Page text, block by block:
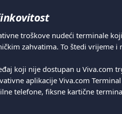
troškove nudeći terminale
zahvatima. To štedi vrijeme
koji nije dostupan u Viva.com
aplikacije Viva.com
telefone, fiksne kartične